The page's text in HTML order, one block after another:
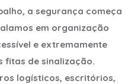
a segurança começa
em organização
e extremamente
fitas de sinalização.
logísticos, escritórios,